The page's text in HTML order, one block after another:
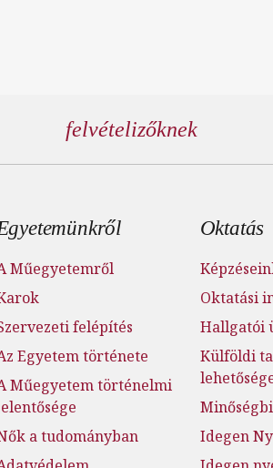
felvételizőknek
menü
Műegyetemről
felépítés
Egyetem története
Műegyetem történelmi
a tudományban
Oktatás
Oktatási
Hallgatói
Külföldi
Idegen